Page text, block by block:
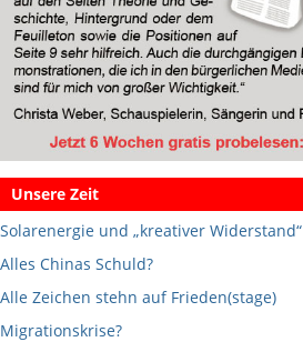
Unsere Zeit
Solarenergie und „kreativer Widerstand“
Alles Chinas Schuld?
Alle Zeichen stehn auf Frieden(stage)
Migrationskrise?